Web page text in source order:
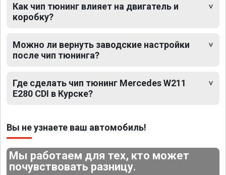
Как чип тюнинг влияет на двигатель и
коробку?
Можно ли вернуть заводские настройки
после чип тюнинга?
Где сделать чип тюнинг Mercedes W211
E280 CDI в Курске?
Вы не узнаете ваш автомобиль!
Мы работаем для тех, кто может
почувствовать разницу.